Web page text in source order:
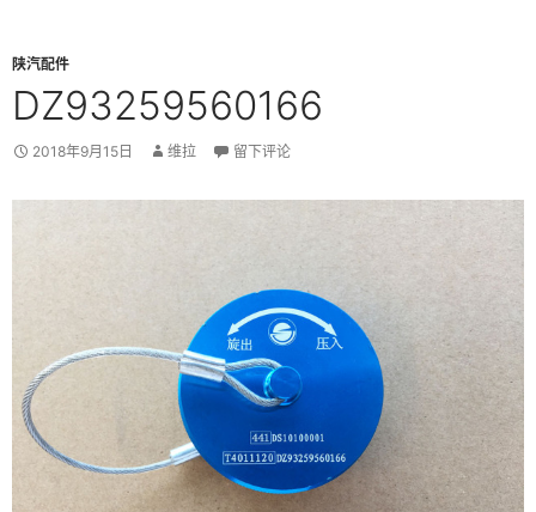
陕汽配件
DZ93259560166
2018年9月15日 维拉 留下评论